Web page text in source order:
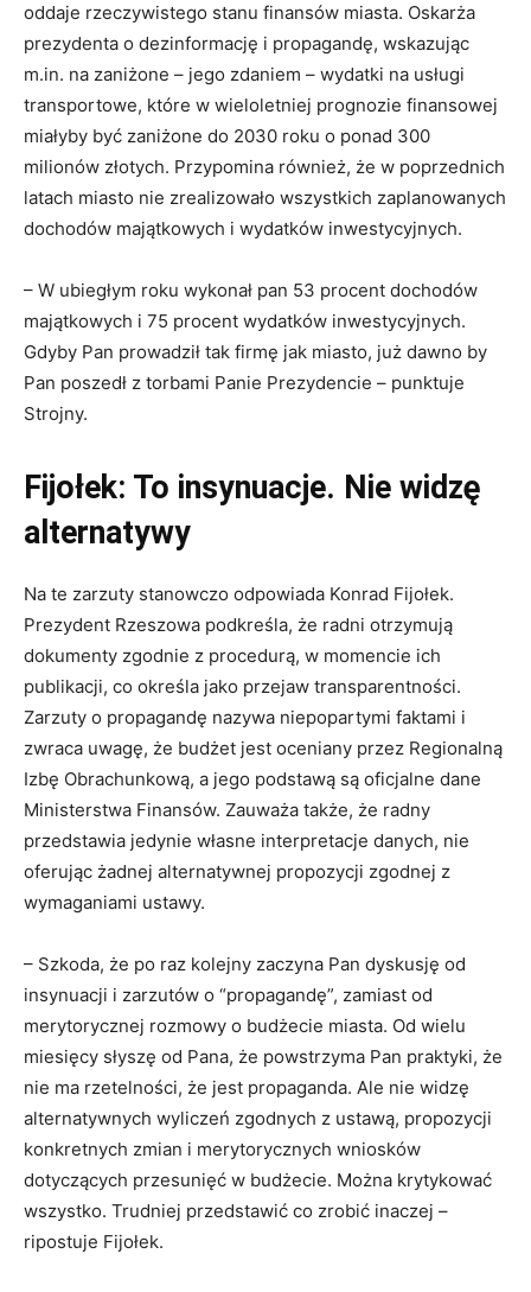
oddaje rzeczywistego stanu finansów miasta. Oskarża
prezydenta o dezinformację i propagandę, wskazując
m.in. na zaniżone – jego zdaniem – wydatki na usługi
transportowe, które w wieloletniej prognozie finansowej
miałyby być zaniżone do 2030 roku o ponad 300
milionów złotych. Przypomina również, że w poprzednich
latach miasto nie zrealizowało wszystkich zaplanowanych
dochodów majątkowych i wydatków inwestycyjnych.
– W ubiegłym roku wykonał pan 53 procent dochodów
majątkowych i 75 procent wydatków inwestycyjnych.
Gdyby Pan prowadził tak firmę jak miasto, już dawno by
Pan poszedł z torbami Panie Prezydencie – punktuje
Strojny.
Fijołek: To insynuacje. Nie widzę
alternatywy
Na te zarzuty stanowczo odpowiada Konrad Fijołek.
Prezydent Rzeszowa podkreśla, że radni otrzymują
dokumenty zgodnie z procedurą, w momencie ich
publikacji, co określa jako przejaw transparentności.
Zarzuty o propagandę nazywa niepopartymi faktami i
zwraca uwagę, że budżet jest oceniany przez Regionalną
Izbę Obrachunkową, a jego podstawą są oficjalne dane
Ministerstwa Finansów. Zauważa także, że radny
przedstawia jedynie własne interpretacje danych, nie
oferując żadnej alternatywnej propozycji zgodnej z
wymaganiami ustawy.
– Szkoda, że po raz kolejny zaczyna Pan dyskusję od
insynuacji i zarzutów o “propagandę”, zamiast od
merytorycznej rozmowy o budżecie miasta. Od wielu
miesięcy słyszę od Pana, że powstrzyma Pan praktyki, że
nie ma rzetelności, że jest propaganda. Ale nie widzę
alternatywnych wyliczeń zgodnych z ustawą, propozycji
konkretnych zmian i merytorycznych wniosków
dotyczących przesunięć w budżecie. Można krytykować
wszystko. Trudniej przedstawić co zrobić inaczej –
ripostuje Fijołek.